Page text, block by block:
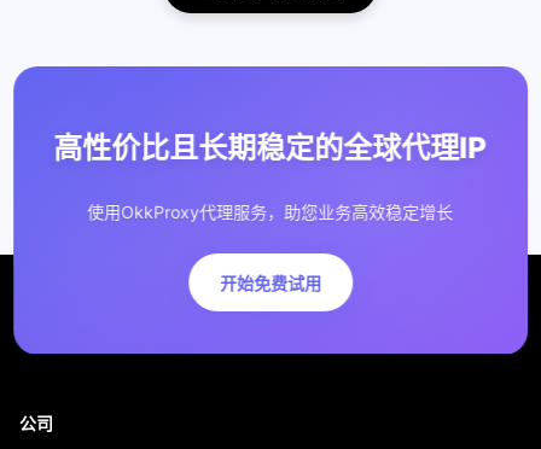
高性价比且长期稳定的全球代理IP
使用OkkProxy代理服务，助您业务高效稳定增长
开始免费试用
公司